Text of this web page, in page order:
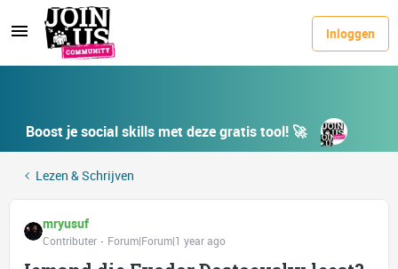
Inloggen
Boost je social skills met deze gratis tool! 🚀
Lezen & Schrijven
mryusuf
Contributer Forum|Forum|1 year ago